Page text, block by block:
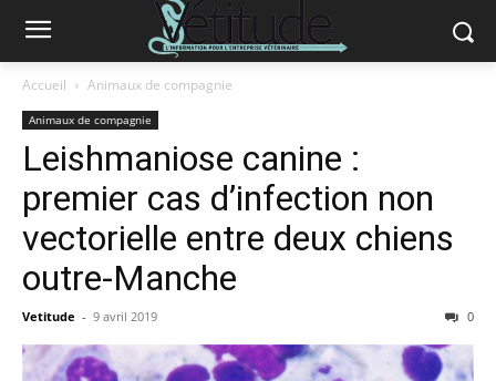
Accueil Animaux de compagnie
Animaux de compagnie
Leishmaniose canine :
premier cas d’infection non
vectorielle entre deux chiens
outre-Manche
Vetitude - 9 avril 2019 0